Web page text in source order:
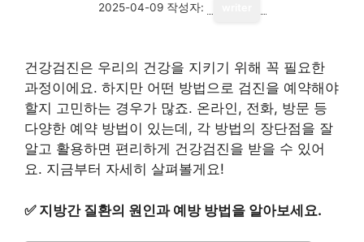
2025-04-09 작성자:
건강검진은 우리의 건강을 지키기 위해 꼭 필요한
과정이에요. 하지만 어떤 방법으로 검진을 예약해야
할지 고민하는 경우가 많죠. 온라인, 전화, 방문 등
다양한 예약 방법이 있는데, 각 방법의 장단점을 잘
알고 활용하면 편리하게 건강검진을 받을 수 있어
요. 지금부터 자세히 살펴볼게요!
✅ 지방간 질환의 원인과 예방 방법을 알아보세요.